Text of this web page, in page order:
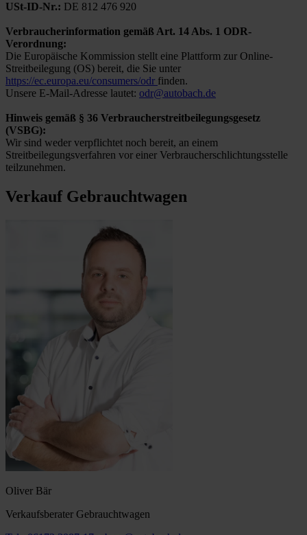
USt-ID-Nr.: DE 812 476 920
Verbraucherinformation gemäß Art. 14 Abs. 1 ODR-
Verordnung:
Die Europäische Kommission stellt eine Plattform zur Online-
Streitbeilegung (OS) bereit, die Sie unter
https://ec.europa.eu/consumers/odr finden.
Unsere E-Mail-Adresse lautet: odr@autobach.de
Hinweis gemäß § 36 Verbraucherstreitbeilegungsgesetz
(VSBG):
Wir sind weder verpflichtet noch bereit, an einem
Streitbeilegungsverfahren vor einer Verbraucherschlichtungsstelle
teilzunehmen.
Verkauf Gebrauchtwagen
Oliver Bär
Verkaufsberater Gebrauchtwagen